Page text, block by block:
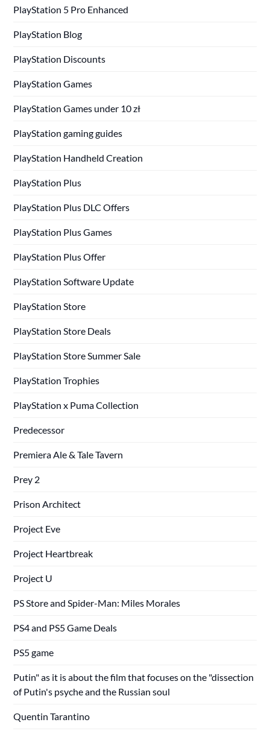
PlayStation 5 Pro Enhanced
PlayStation Blog
PlayStation Discounts
PlayStation Games
PlayStation Games under 10 zł
PlayStation gaming guides
PlayStation Handheld Creation
PlayStation Plus
PlayStation Plus DLC Offers
PlayStation Plus Games
PlayStation Plus Offer
PlayStation Software Update
PlayStation Store
PlayStation Store Deals
PlayStation Store Summer Sale
PlayStation Trophies
PlayStation x Puma Collection
Predecessor
Premiera Ale & Tale Tavern
Prey 2
Prison Architect
Project Eve
Project Heartbreak
Project U
PS Store and Spider-Man: Miles Morales
PS4 and PS5 Game Deals
PS5 game
Putin" as it is about the film that focuses on the "dissection
of Putin's psyche and the Russian soul
Quentin Tarantino